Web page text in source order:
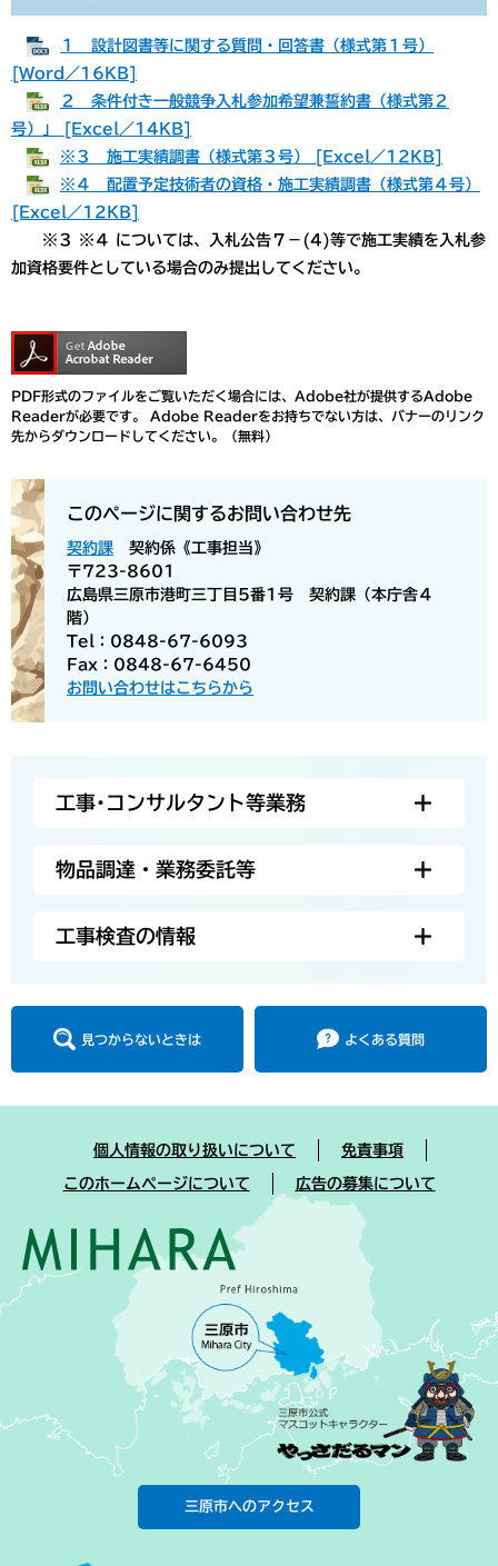
１ 設計図書等に関する質問・回答書（様式第１号）
[Word／16KB]
２ 条件付き一般競争入札参加希望兼誓約書（様式第２
号）」 [Excel／14KB]
※３ 施工実績調書（様式第３号） [Excel／12KB]
※４ 配置予定技術者の資格・施工実績調書（様式第４号）
[Excel／12KB]
※３ ※４ については、入札公告７－(4)等で施工実績を入札参
加資格要件としている場合のみ提出してください。
PDF形式のファイルをご覧いただく場合には、Adobe社が提供するAdobe
Readerが必要です。
Adobe Readerをお持ちでない方は、バナーのリンク
先からダウンロードしてください。（無料）
このページに関するお問い合わせ先
契約課
契約係《工事担当》
〒723-8601
広島県三原市港町三丁目5番1号 契約課（本庁舎４
階）
Tel：0848-67-6093
Fax：0848-67-6450
お問い合わせはこちらから
工事･コンサルタント等業務
物品調達・業務委託等
工事検査の情報
見つからないときは よくある質問
個人情報の取り扱いについて 免責事項
このホームページについて 広告の募集について
三原市へのアクセス